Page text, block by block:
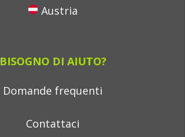
Austria
BISOGNO DI AIUTO?
Domande frequenti
Contattaci